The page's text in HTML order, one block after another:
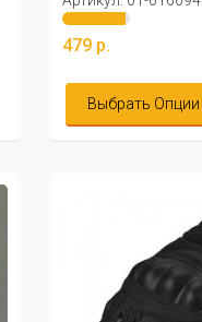
479 р.
Выбрать Опции